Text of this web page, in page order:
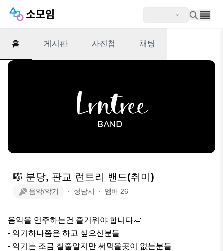
홈 게시판 사진첩 채팅
🎼 분당, 판교 런트리 밴드(취미)
음악/악기 ∙ 성남시 ∙ 멤버 26
음악을 연주하는건 즐거워야 합니다🎺
- 악기하나쯤은 하고 싶으신분들
- 악기는 조금 칠줄알지만 써먹을곳이 없는분들